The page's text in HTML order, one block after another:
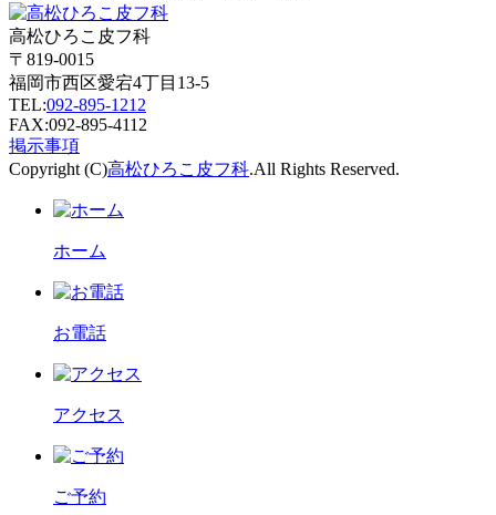
高松ひろこ皮フ科
〒819-0015
福岡市西区愛宕4丁目13-5
TEL:092-895-1212
FAX:092-895-4112
掲示事項
Copyright (C)高松ひろこ皮フ科.All Rights Reserved.
ホーム
お電話
アクセス
ご予約